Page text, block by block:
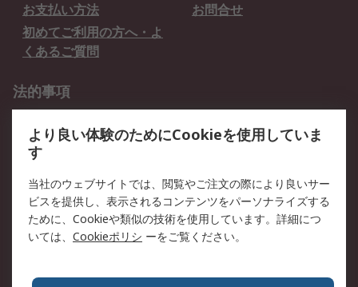
お支払い方法
お問合せ
初めてご利用の方へ・よ
くあるご質問
法的事項
クッキーポリシー
RSについて
会社概要
採用情報
プレスリリース＆お知ら
コーポレートサイト
全世界のRS RSの歴史
より良い体験のためにCookieを使用していま
す
当社のウェブサイトでは、閲覧やご注文の際により良いサー
ビスを提供し、表示されるコンテンツをパーソナライズする
ために、Cookieや類似の技術を使用しています。詳細につ
いては、 Cookieポリシ ーをご覧ください。